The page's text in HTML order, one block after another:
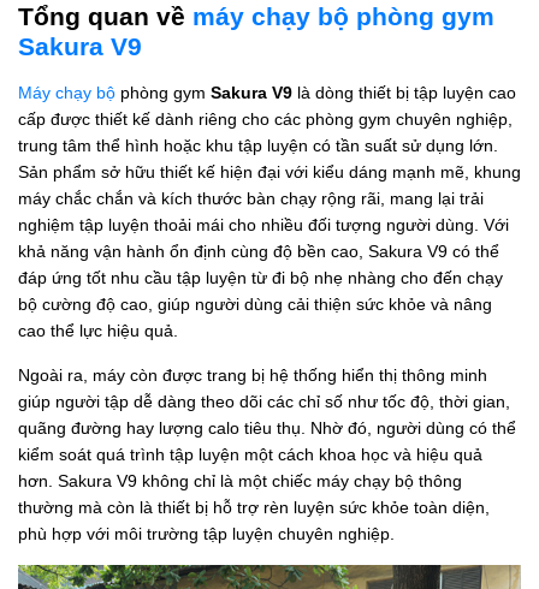
Tổng quan về máy chạy bộ phòng gym
Sakura V9
Máy chạy bộ phòng gym Sakura V9 là dòng thiết bị tập luyện cao
cấp được thiết kế dành riêng cho các phòng gym chuyên nghiệp,
trung tâm thể hình hoặc khu tập luyện có tần suất sử dụng lớn.
Sản phẩm sở hữu thiết kế hiện đại với kiểu dáng mạnh mẽ, khung
máy chắc chắn và kích thước bàn chạy rộng rãi, mang lại trải
nghiệm tập luyện thoải mái cho nhiều đối tượng người dùng. Với
khả năng vận hành ổn định cùng độ bền cao, Sakura V9 có thể
đáp ứng tốt nhu cầu tập luyện từ đi bộ nhẹ nhàng cho đến chạy
bộ cường độ cao, giúp người dùng cải thiện sức khỏe và nâng
cao thể lực hiệu quả.
Ngoài ra, máy còn được trang bị hệ thống hiển thị thông minh
giúp người tập dễ dàng theo dõi các chỉ số như tốc độ, thời gian,
quãng đường hay lượng calo tiêu thụ. Nhờ đó, người dùng có thể
kiểm soát quá trình tập luyện một cách khoa học và hiệu quả
hơn. Sakura V9 không chỉ là một chiếc máy chạy bộ thông
thường mà còn là thiết bị hỗ trợ rèn luyện sức khỏe toàn diện,
phù hợp với môi trường tập luyện chuyên nghiệp.